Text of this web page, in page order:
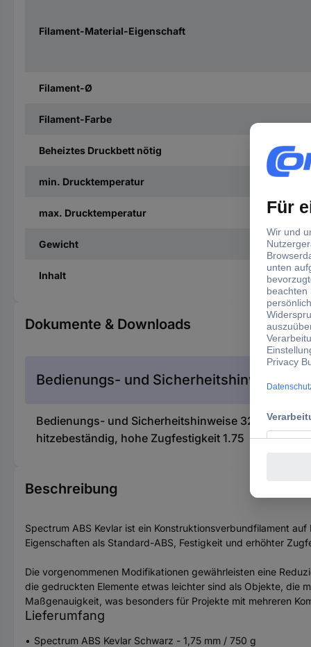
Filament-Material-Eigenschaft
Filament-Ø
Filament-Farbe
Beheiztes Druckbett nötig
min. Drucktemperatur
max. Drucktemperatur
Gewicht
Inhalt
Dokumente & Downloads
Bedienungs- und Sicherheitshinweise
Bedienungs- und Sicherheitshinweise 3214122
hitzebeständig, hohe Zugfestigkeit 1.75
Beschreibung
Spectrum ABS Kevlar ist ein Konstruktionsverbundfilament
Eigenschaften als Standard-ABS, Festigkeit und erhöhter
Die vorgenommenen Modifikationen gewährleisten eine
die gedruckten Elemente etwas leichter sind als Objekte, die
Maßgenauigkeit, was besonders für Projekte mit mehreren
Lieferumfang
Spectrum ABS Kevlar Schwarz - 1,75 mm / 750 g